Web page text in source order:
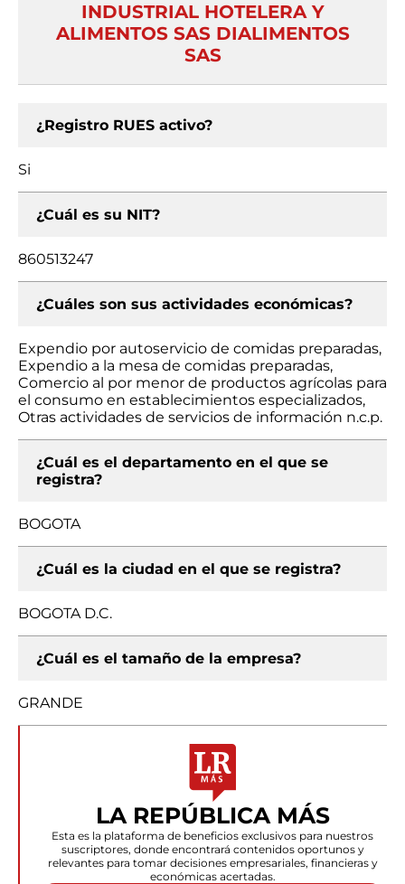
INDUSTRIAL HOTELERA Y
ALIMENTOS SAS DIALIMENTOS
SAS
¿Registro RUES activo?
Si
¿Cuál es su NIT?
860513247
¿Cuáles son sus actividades económicas?
Expendio por autoservicio de comidas preparadas,
Expendio a la mesa de comidas preparadas,
Comercio al por menor de productos agrícolas para
el consumo en establecimientos especializados,
Otras actividades de servicios de información n.c.p.
¿Cuál es el departamento en el que se
registra?
BOGOTA
¿Cuál es la ciudad en el que se registra?
BOGOTA D.C.
¿Cuál es el tamaño de la empresa?
GRANDE
LA REPÚBLICA MÁS
Esta es la plataforma de beneficios exclusivos para nuestros
suscriptores, donde encontrará contenidos oportunos y
relevantes para tomar decisiones empresariales, financieras y
económicas acertadas.